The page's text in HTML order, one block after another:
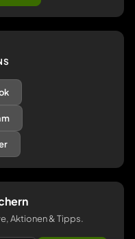
Aktionen & Tipps.